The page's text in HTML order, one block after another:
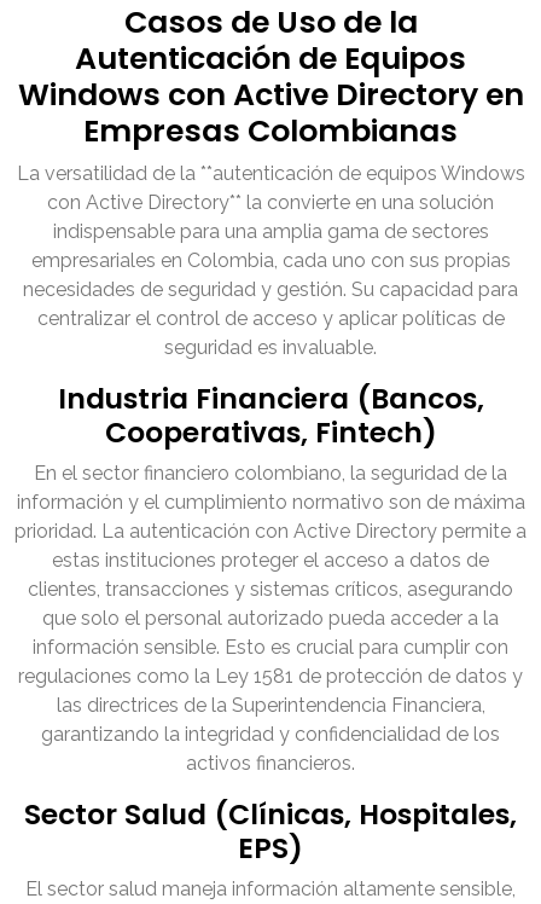
Casos de Uso de la
Autenticación de Equipos
Windows con Active Directory en
Empresas Colombianas
La versatilidad de la **autenticación de equipos Windows
con Active Directory** la convierte en una solución
indispensable para una amplia gama de sectores
empresariales en Colombia, cada uno con sus propias
necesidades de seguridad y gestión. Su capacidad para
centralizar el control de acceso y aplicar políticas de
seguridad es invaluable.
Industria Financiera (Bancos,
Cooperativas, Fintech)
En el sector financiero colombiano, la seguridad de la
información y el cumplimiento normativo son de máxima
prioridad. La autenticación con Active Directory permite a
estas instituciones proteger el acceso a datos de
clientes, transacciones y sistemas críticos, asegurando
que solo el personal autorizado pueda acceder a la
información sensible. Esto es crucial para cumplir con
regulaciones como la Ley 1581 de protección de datos y
las directrices de la Superintendencia Financiera,
garantizando la integridad y confidencialidad de los
activos financieros.
Sector Salud (Clínicas, Hospitales,
EPS)
El sector salud maneja información altamente sensible,